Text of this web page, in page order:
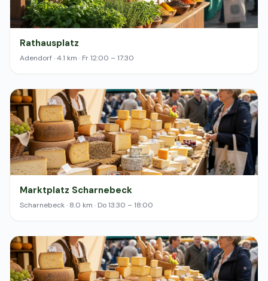
Rathausplatz
Adendorf · 4.1 km · Fr 12:00 – 17:30
Marktplatz Scharnebeck
Scharnebeck · 8.0 km · Do 13:30 – 18:00